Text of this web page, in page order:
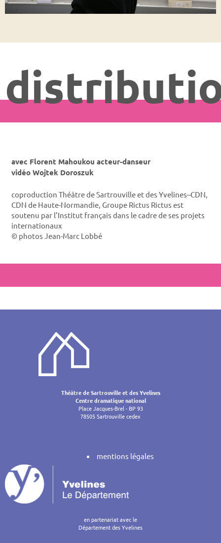
avec Florent Mahoukou acteur-danseur
vidéo Wojtek Doroszuk
coproduction Théâtre de Sartrouville et des Yvelines–CDN,
CDN de Haute-Normandie, Groupe Rictus Rictus est
soutenu par l’Institut français dans le cadre de ses projets
internationaux
© photos Jean-Marc Lobbé
Théâtre de Sartrouville et des Yvelines
Centre dramatique national
Place Jacques-Brel - BP 93
78505 Sartrouville cedex
mentions légales
en partenariat avec le
Département des Yvelines